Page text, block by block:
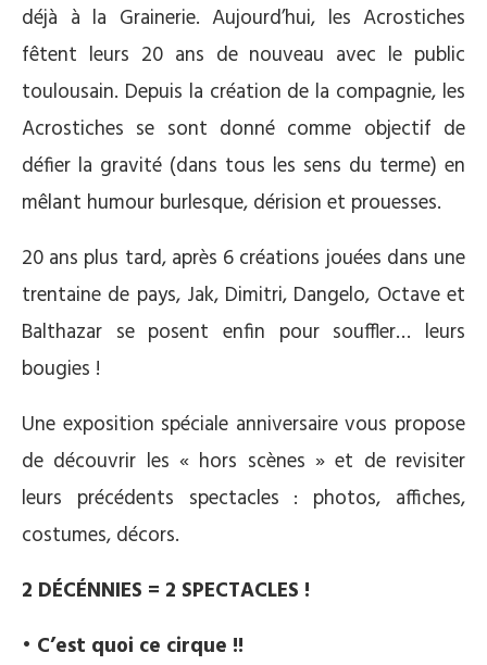
déjà à la Grainerie. Aujourd’hui, les Acrostiches
fêtent leurs 20 ans de nouveau avec le public
toulousain. Depuis la création de la compagnie, les
Acrostiches se sont donné comme objectif de
défier la gravité (dans tous les sens du terme) en
mêlant humour burlesque, dérision et prouesses.
20 ans plus tard, après 6 créations jouées dans une
trentaine de pays, Jak, Dimitri, Dangelo, Octave et
Balthazar se posent enfin pour souffler… leurs
bougies !
Une exposition spéciale anniversaire vous propose
de découvrir les « hors scènes » et de revisiter
leurs précédents spectacles : photos, affiches,
costumes, décors.
2 DÉCÉNNIES = 2 SPECTACLES !
• C’est quoi ce cirque !!